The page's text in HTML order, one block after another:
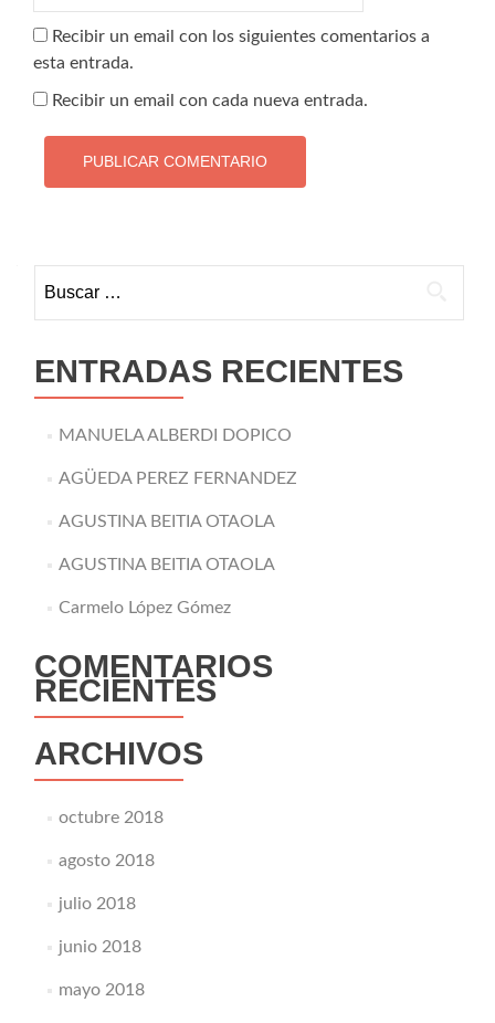
Recibir un email con los siguientes comentarios a
esta entrada.
Recibir un email con cada nueva entrada.
ENTRADAS RECIENTES
MANUELA ALBERDI DOPICO
AGÜEDA PEREZ FERNANDEZ
AGUSTINA BEITIA OTAOLA
AGUSTINA BEITIA OTAOLA
Carmelo López Gómez
COMENTARIOS
RECIENTES
ARCHIVOS
octubre 2018
agosto 2018
julio 2018
junio 2018
mayo 2018